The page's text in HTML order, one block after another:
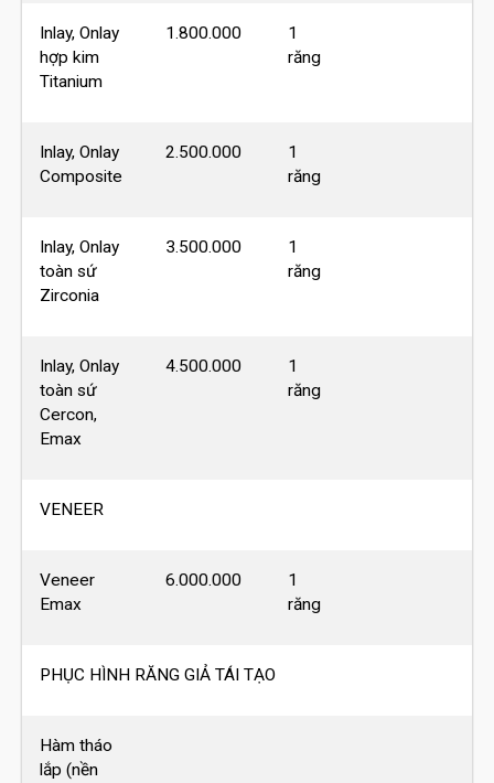
Inlay, Onlay
hợp kim
Titanium
1.800.000
1
răng
Inlay, Onlay
Composite
2.500.000
1
răng
Inlay, Onlay
toàn sứ
Zirconia
3.500.000
1
răng
Inlay, Onlay
toàn sứ
Cercon,
Emax
4.500.000
1
răng
VENEER
Veneer
Emax
6.000.000
1
răng
PHỤC HÌNH RĂNG GIẢ TÁI TẠO
Hàm tháo
lắp (nền